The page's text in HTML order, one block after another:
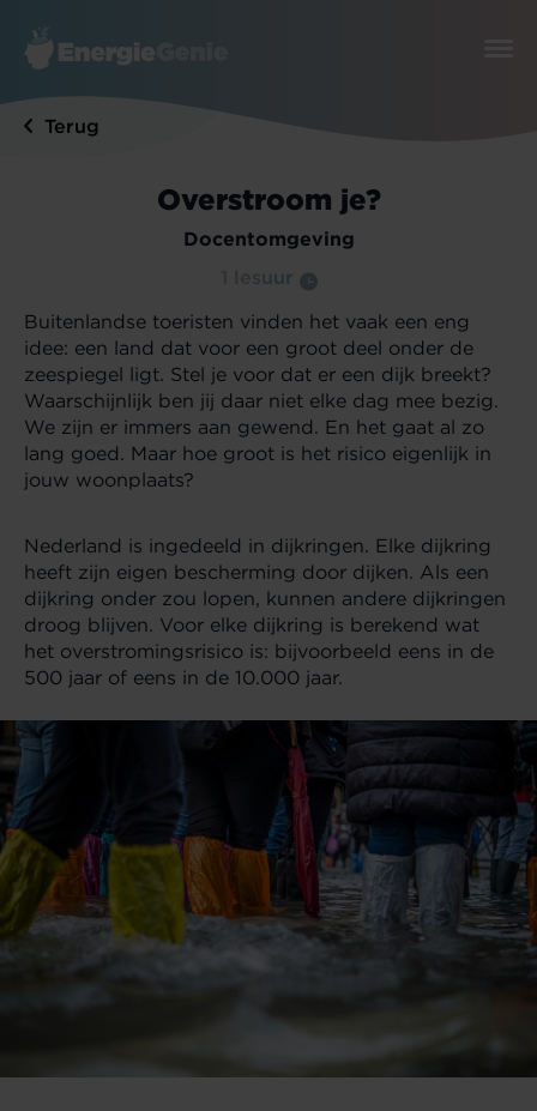
Terug
Overstroom je?
Docentomgeving
1 lesuur
Buitenlandse toeristen vinden het vaak een eng
idee: een land dat voor een groot deel onder de
zeespiegel ligt. Stel je voor dat er een dijk breekt?
Waarschijnlijk ben jij daar niet elke dag mee bezig.
We zijn er immers aan gewend. En het gaat al zo
lang goed. Maar hoe groot is het risico eigenlijk in
jouw woonplaats?
Nederland is ingedeeld in dijkringen. Elke dijkring
heeft zijn eigen bescherming door dijken. Als een
dijkring onder zou lopen, kunnen andere dijkringen
droog blijven. Voor elke dijkring is berekend wat
het overstromingsrisico is: bijvoorbeeld eens in de
500 jaar of eens in de 10.000 jaar.